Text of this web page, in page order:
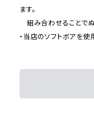
ます。
組み合わせることで
・当店のソフトボアを